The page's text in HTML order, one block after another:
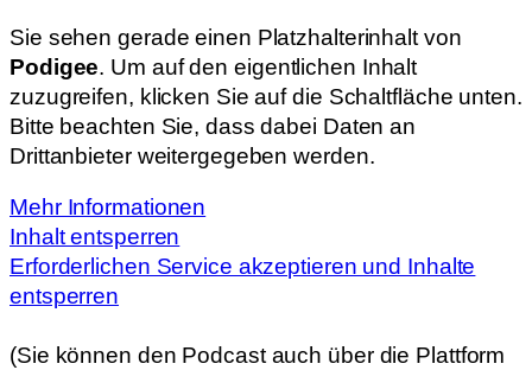
Sie sehen gerade einen Platzhalterinhalt von
Podigee. Um auf den eigentlichen Inhalt
zuzugreifen, klicken Sie auf die Schaltfläche unten.
Bitte beachten Sie, dass dabei Daten an
Drittanbieter weitergegeben werden.
Mehr Informationen
Inhalt entsperren
Erforderlichen Service akzeptieren und Inhalte
entsperren
(Sie können den Podcast auch über die Plattform